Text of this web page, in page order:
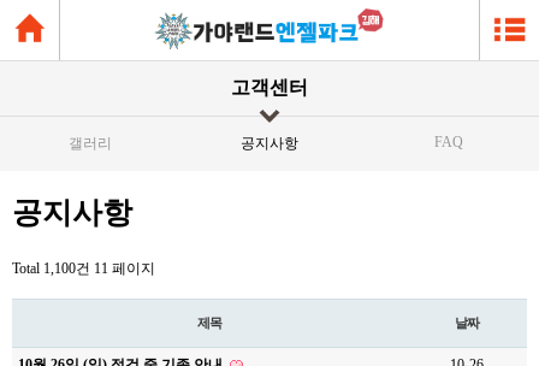
고객센터
갤러리 공지사항 FAQ
공지사항
Total 1,100건 11 페이지
제목 날짜